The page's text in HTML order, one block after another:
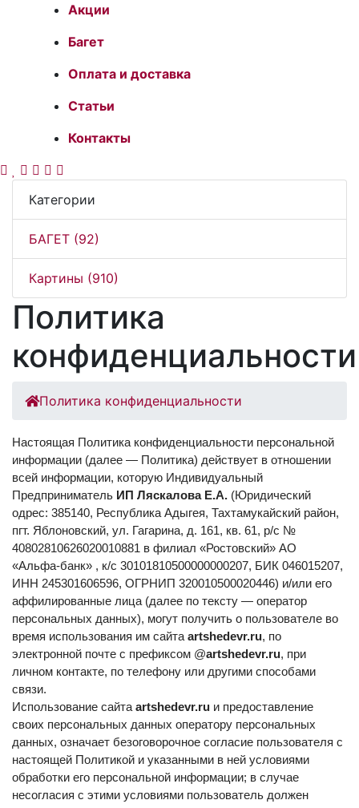
Акции
Багет
Оплата и доставка
Статьи
Контакты
Категории
БАГЕТ (92)
Картины (910)
Политика
конфиденциальности
Политика конфиденциальности
Настоящая Политика конфиденциальности персональной
информации (далее — Политика) действует в отношении
всей информации, которую Индивидуальный
Предприниматель ИП Ляскалова Е.А. (Юридический
одрес: 385140, Республика Адыгея, Тахтамукайский район,
пгт. Яблоновский, ул. Гагарина, д. 161, кв. 61, р/с №
40802810626020010881 в филиал «Ростовский» АО
«Альфа-банк» , к/с 30101810500000000207, БИК 046015207,
ИНН 245301606596, ОГРНИП 320010500020446) и/или его
аффилированные лица (далее по тексту — оператор
персональных данных), могут получить о пользователе во
время использования им сайта artshedevr.ru, по
электронной почте с префиксом @artshedevr.ru, при
личном контакте, по телефону или другими способами
связи.
Использование сайта artshedevr.ru и предоставление
своих персональных данных оператору персональных
данных, означает безоговорочное согласие пользователя с
настоящей Политикой и указанными в ней условиями
обработки его персональной информации; в случае
несогласия с этими условиями пользователь должен